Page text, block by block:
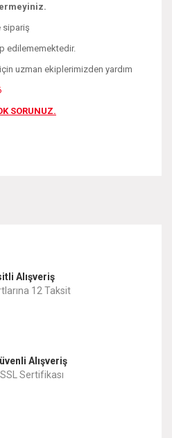
sipariş
edilememektedir.
uzman ekiplerimizden yardım
SORUNUZ.
veya görüntülenemiyor.
daha pahalı.
Alışveriş
12 Taksit
Alışveriş
Sertifikası